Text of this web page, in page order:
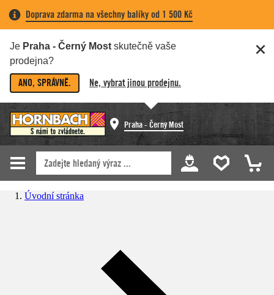
Doprava zdarma na všechny balíky od 1 500 Kč
Je Praha - Černý Most skutečně vaše
prodejna?
ANO, SPRÁVNĚ. Ne, vybrat jinou prodejnu.
Praha - Černý Most
Úvodní stránka